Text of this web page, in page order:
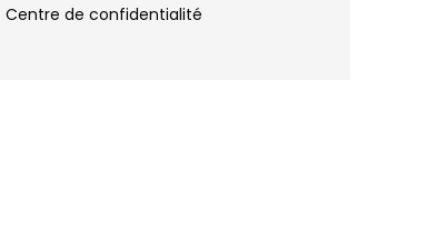
Centre de confidentialité